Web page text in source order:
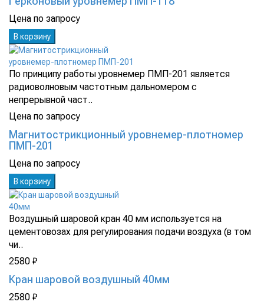
Цена по запросу
В корзину
По принципу работы уровнемер ПМП-201 является
радиоволновым частотным дальномером с
непрерывной част..
Цена по запросу
Магнитострикционный уровнемер-плотномер
ПМП-201
Цена по запросу
В корзину
Воздушный шаровой кран 40 мм используется на
цементовозах для регулирования подачи воздуха (в том
чи..
2580 ₽
Кран шаровой воздушный 40мм
2580 ₽